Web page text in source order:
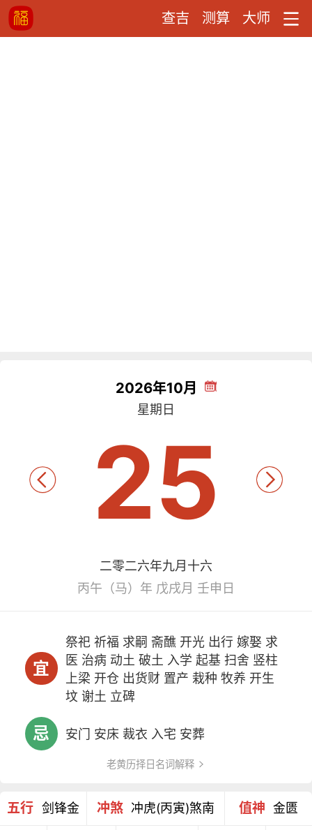
查吉 测算 大师
2026年10月
星期日
25
二零二六年九月十六
丙午（马）年 戊戌月 壬申日
宜
祭祀 祈福 求嗣 斋醮 开光 出行 嫁娶 求
医 治病 动土 破土 入学 起基 扫舍 竖柱
上梁 开仓 出货财 置产 栽种 牧养 开生
坟 谢土 立碑
忌 安门 安床 裁衣 入宅 安葬
老黄历择日名词解释
五行 剑锋金 冲煞 冲虎(丙寅)煞南 值神 金匮